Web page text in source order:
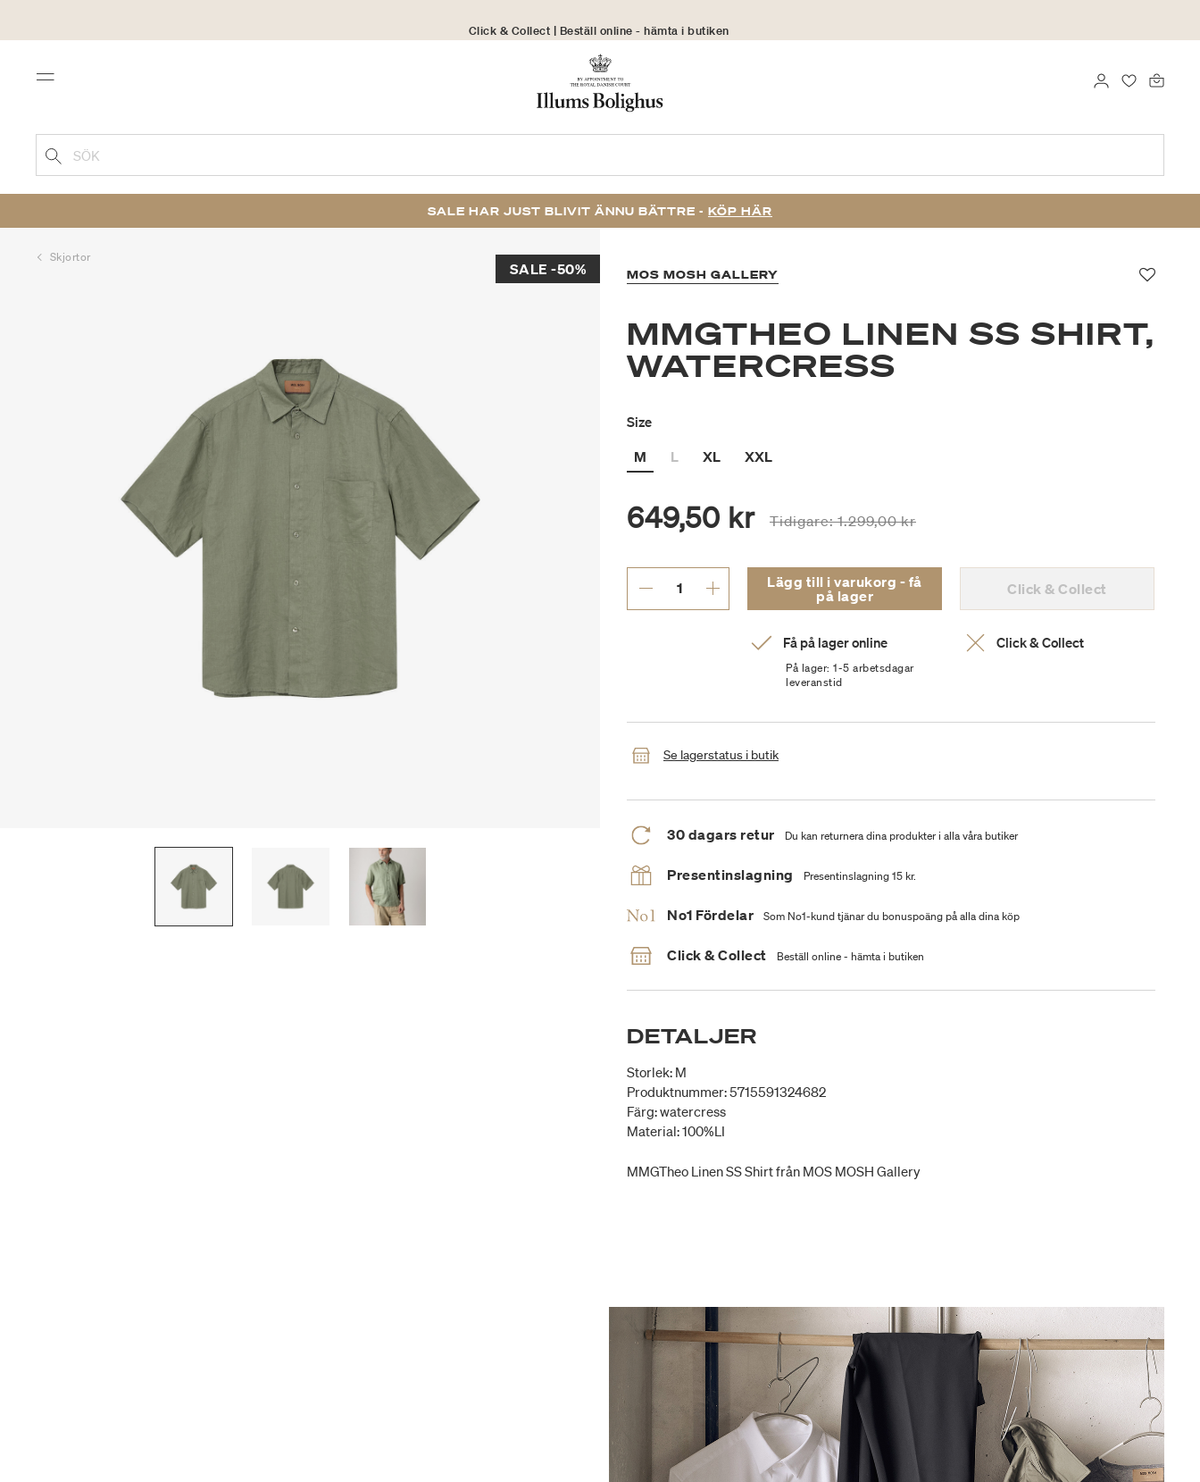
30 dagars returrätt
Menu FAVORITER
LOGGA IN
SÖK
SALE HAR JUST BLIVIT ÄNNU BÄTTRE - KÖP HÄR
Skjortor
SALE -50% MOS MOSH GALLERY
MMGTHEO LINEN SS SHIRT,
WATERCRESS
Size
M
L XL XXL
649,50 kr Priset är nedsatt från
Tidigare:1.299,00 krtill
Lägg till i varukorg - få
på lager
Click & Collect
Få på lager online
På lager: 1-5 arbetsdagar
leveranstid
Click & Collect
Se lagerstatus i butik
30 dagars retur Du kan returnera dina produkter i alla våra butiker
Presentinslagning Presentinslagning 15 kr.
No1 Fördelar Som No1-kund tjänar du bonuspoäng på alla dina köp
Click & Collect Beställ online - hämta i butiken
DETALJER
Storlek: M
Produktnummer: 5715591324682
Färg: watercress
Material: 100%LI
MMGTheo Linen SS Shirt från MOS MOSH Gallery